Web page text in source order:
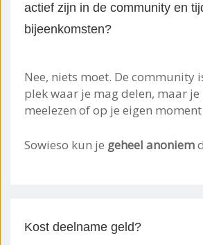
actief zijn in de community en
bijeenkomsten?
Nee, niets moet. De community
plek waar je mag delen, maar
meelezen of op je eigen
Sowieso kun je geheel anoniem
Kost deelname geld?